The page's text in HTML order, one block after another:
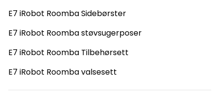
E7 iRobot Roomba Sidebørster
E7 iRobot Roomba støvsugerposer
E7 iRobot Roomba Tilbehørsett
E7 iRobot Roomba valsesett